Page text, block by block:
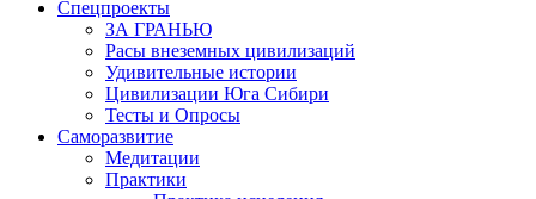
Спецпроекты
ЗА ГРАНЬЮ
Расы внеземных цивилизаций
Удивительные истории
Цивилизации Юга Сибири
Тесты и Опросы
Саморазвитие
Медитации
Практики